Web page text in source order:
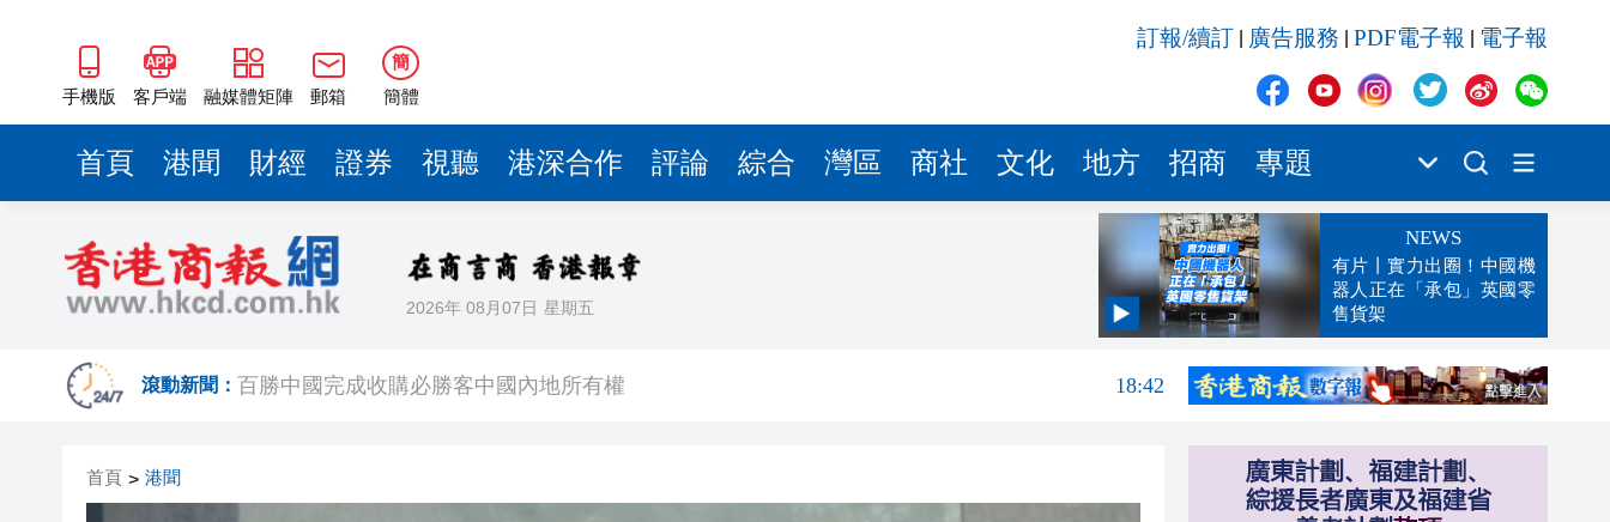
手機版 客戶端 融媒體矩陣 郵箱
簡
簡體
訂報/續訂 廣告服務 PDF電子報 電子報
首頁 港聞 財經 證券 視聽 港深合作 評論 綜合 灣區 商社 文化 地方 招商 專題
2026年 08月07日 星期五
NEWS
有片丨實力出圈！中國機
器人正在「承包」英國零
售貨架
滾動新聞：
18:56
百勝中國完成收購必勝客中國內地所有權
18:42
首頁 > 港聞